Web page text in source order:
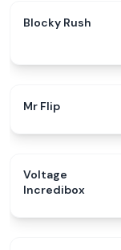
Blocky Rush
Mr Flip
Voltage
Incredibox